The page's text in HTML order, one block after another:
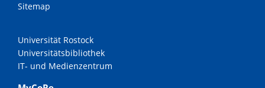
Sitemap
Universität Rostock
Universitätsbibliothek
IT- und Medienzentrum